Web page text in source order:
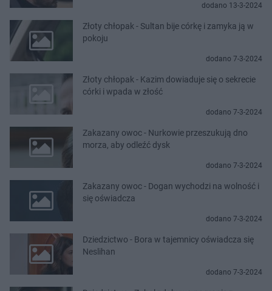
dodano 13-3-2024
Złoty chłopak - Sultan bije córkę i zamyka ją w
pokoju
dodano 7-3-2024
Złoty chłopak - Kazim dowiaduje się o sekrecie
córki i wpada w złość
dodano 7-3-2024
Zakazany owoc - Nurkowie przeszukują dno
morza, aby odleźć dysk
dodano 7-3-2024
Zakazany owoc - Dogan wychodzi na wolność i
się oświadcza
dodano 7-3-2024
Dziedzictwo - Bora w tajemnicy oświadcza się
Neslihan
dodano 7-3-2024